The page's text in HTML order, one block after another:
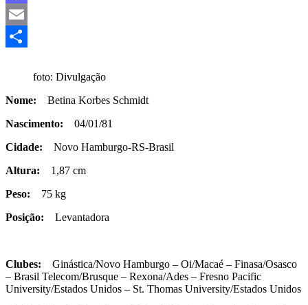
Mastodon
Email
foto: Divulgação
Nome:
Betina Korbes Schmidt
Nascimento:
04/01/81
Cidade:
Novo Hamburgo-RS-Brasil
Altura:
1,87 cm
Peso:
75 kg
Posição:
Levantadora
Clubes: Ginástica/Novo Hamburgo – Oi/Macaé – Finasa/Osasco
– Brasil Telecom/Brusque – Rexona/Ades – Fresno Pacific
University/Estados Unidos – St. Thomas University/Estados Unidos